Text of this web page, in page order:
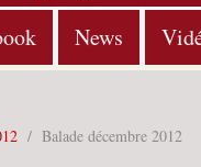
News
/ Balade décembre 2012